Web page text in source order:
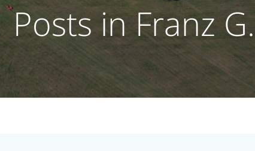
Posts inFranz G.